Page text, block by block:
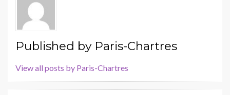
Published by Paris-Chartres
View all posts by Paris-Chartres